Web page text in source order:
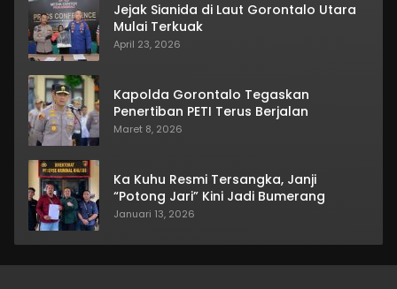
Jejak Sianida di Laut Gorontalo Utara
Mulai Terkuak
April 23, 2026
Kapolda Gorontalo Tegaskan
Penertiban PETI Terus Berjalan
Maret 8, 2026
Ka Kuhu Resmi Tersangka, Janji
“Potong Jari” Kini Jadi Bumerang
Januari 13, 2026